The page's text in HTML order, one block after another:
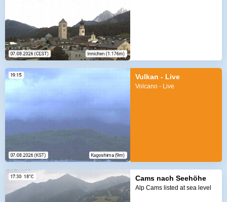
Vulkan - Live
Volcano - Live
Cams nach Seehöhe
Alp Cams listed at sea level